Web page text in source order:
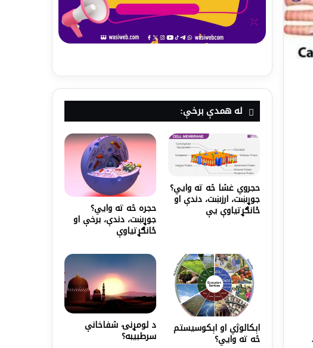
له همدې برخې:
حجروي غشا څه ته وايي؟
جوړښت، ارزښت، دندې او
ځانګړتیاوې یې حجره څه ته وايي؟
جوړښت، دندې، برخې او
ځانګړتیاوې
اېکالوژي او اېکوسیستم
څه ته وايي؟
د لومړنۍ شفاخانې
سرطبيبه؟